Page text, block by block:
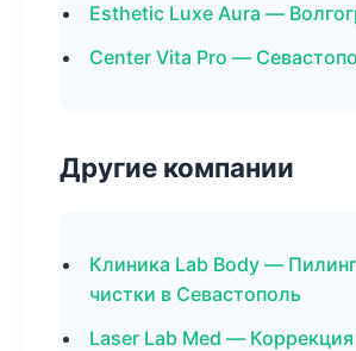
Esthetic Luxe Aura —
Center Vita Pro —
Другие компании
Клиника Lab Body —
чистки в Севастополь
Laser Lab Med —